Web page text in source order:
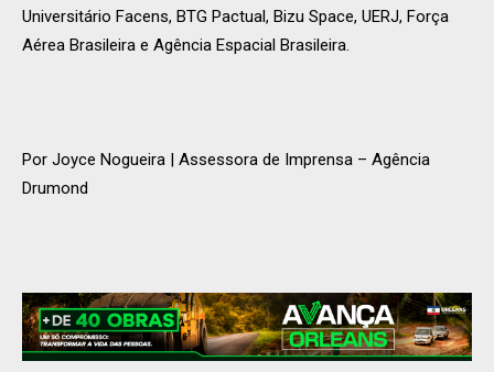
Universitário Facens, BTG Pactual, Bizu Space, UERJ, Força
Aérea Brasileira e Agência Espacial Brasileira.
Por Joyce Nogueira | Assessora de Imprensa – Agência
Drumond